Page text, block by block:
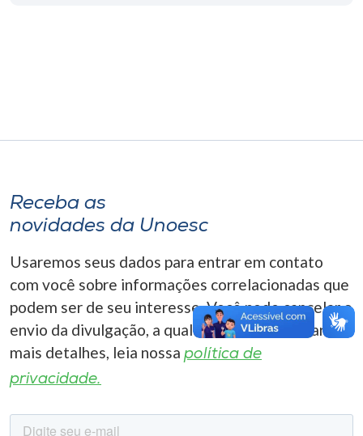
o idioma
A-
Receba as
novidades da Unoesc
Usaremos seus dados para entrar em contato
com você sobre informações correlacionadas que
podem ser de seu interesse. Você pode cancelar o
envio da divulgação, a qualquer momento. Para
mais detalhes, leia nossa política de
privacidade.